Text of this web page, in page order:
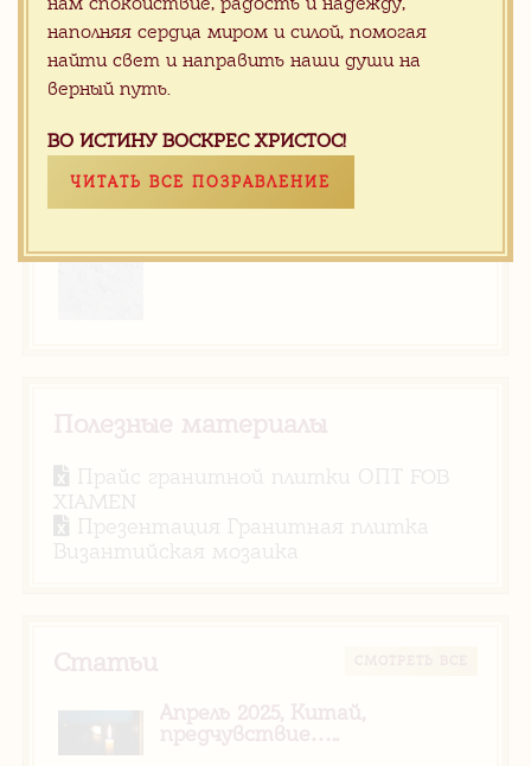
Видео CМОТРЕТЬ ВСЕ
Белый оникс склад Китай
Серый мрамор на складе в
Полезные материалы
Прайс гранитной плитки ОПТ FOB
XIAMEN
Презентация Гранитная плитка
Византийская мозаика
Статьи
Апрель 2025, Китай,
предчувствие…..
наполняя сердца миром и силой, помогая
найти свет и направить наши души на
верный путь.
ВО ИСТИНУ ВОСКРЕС ХРИСТОС!
ЧИТАТЬ ВСЕ ПОЗРАВЛЕНИЕ